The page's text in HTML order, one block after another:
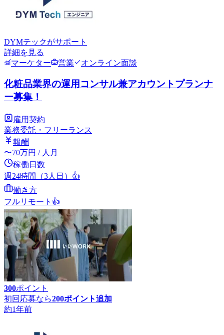
DYMテックがサポート
詳細を見る
マーケター
営業 オンライン面談
化粧品業界の運用コンサル兼アカウントプランナ
ー募集！
雇用契約
業務委託・フリーランス
報酬
〜70万円 / 人月
稼働日数
週24時間（3人日） 👍
働き方
フルリモート 👍
300ポイント
初回応募なら200ポイント追加
約1年前